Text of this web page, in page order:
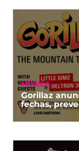
MÚSICA
Gorillaz
fechas,